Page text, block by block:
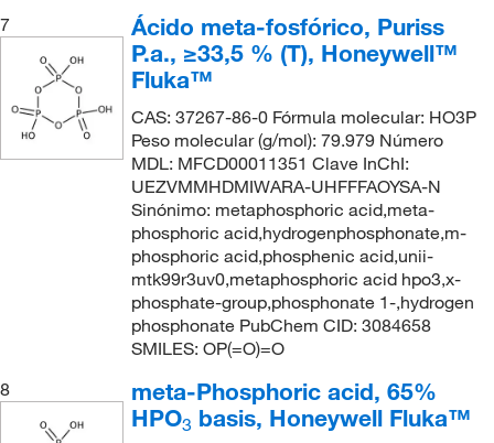
7
Ácido meta-fosfórico, Puriss
P.a., ≥33,5 % (T), Honeywell™
Fluka™
CAS: 37267-86-0 Fórmula molecular: HO3P
Peso molecular (g/mol): 79.979 Número
MDL: MFCD00011351 Clave InChI:
UEZVMMHDMIWARA-UHFFFAOYSA-N
Sinónimo: metaphosphoric acid,meta-
phosphoric acid,hydrogenphosphonate,m-
phosphoric acid,phosphenic acid,unii-
mtk99r3uv0,metaphosphoric acid hpo3,x-
phosphate-group,phosphonate 1-,hydrogen
phosphonate PubChem CID: 3084658
SMILES: OP(=O)=O
8
meta-Phosphoric acid, 65%
HPO3 basis, Honeywell Fluka™